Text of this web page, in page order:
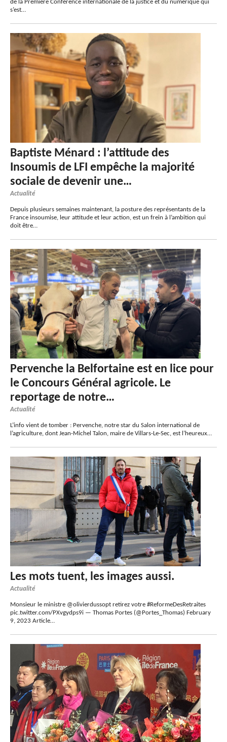
de la Première Conférence internationale de la justice et du numérique qui
s’est…
Baptiste Ménard : l’attitude des
Insoumis de LFI empêche la majorité
sociale de devenir une…
Actualité
Depuis plusieurs semaines maintenant, la posture des représentants de la
France insoumise, leur attitude et leur action, est un frein à l’ambition qui
doit être…
Pervenche la Belfortaine est en lice pour
le Concours Général agricole. Le
reportage de notre…
Actualité
L’info vient de tomber : Pervenche, notre star du Salon international de
l’agriculture, dont Jean-Michel Talon, maire de Villars-Le-Sec, est l’heureux…
Les mots tuent, les images aussi.
Actualité
Monsieur le ministre @olivierdussopt retirez votre #ReformeDesRetraites
pic.twitter.com/PXvgydps9i — Thomas Portes (@Portes_Thomas) February
9, 2023 Article…